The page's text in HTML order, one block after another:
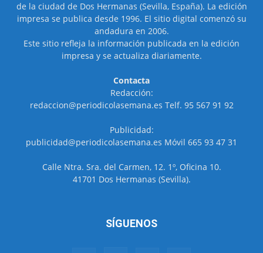
de la ciudad de Dos Hermanas (Sevilla, España). La edición
impresa se publica desde 1996. El sitio digital comenzó su
andadura en 2006.
Este sitio refleja la información publicada en la edición
impresa y se actualiza diariamente.
Contacta
Redacción:
redaccion@periodicolasemana.es Telf. 95 567 91 92
Publicidad:
publicidad@periodicolasemana.es Móvil 665 93 47 31
Calle Ntra. Sra. del Carmen, 12. 1º, Oficina 10.
41701 Dos Hermanas (Sevilla).
SÍGUENOS